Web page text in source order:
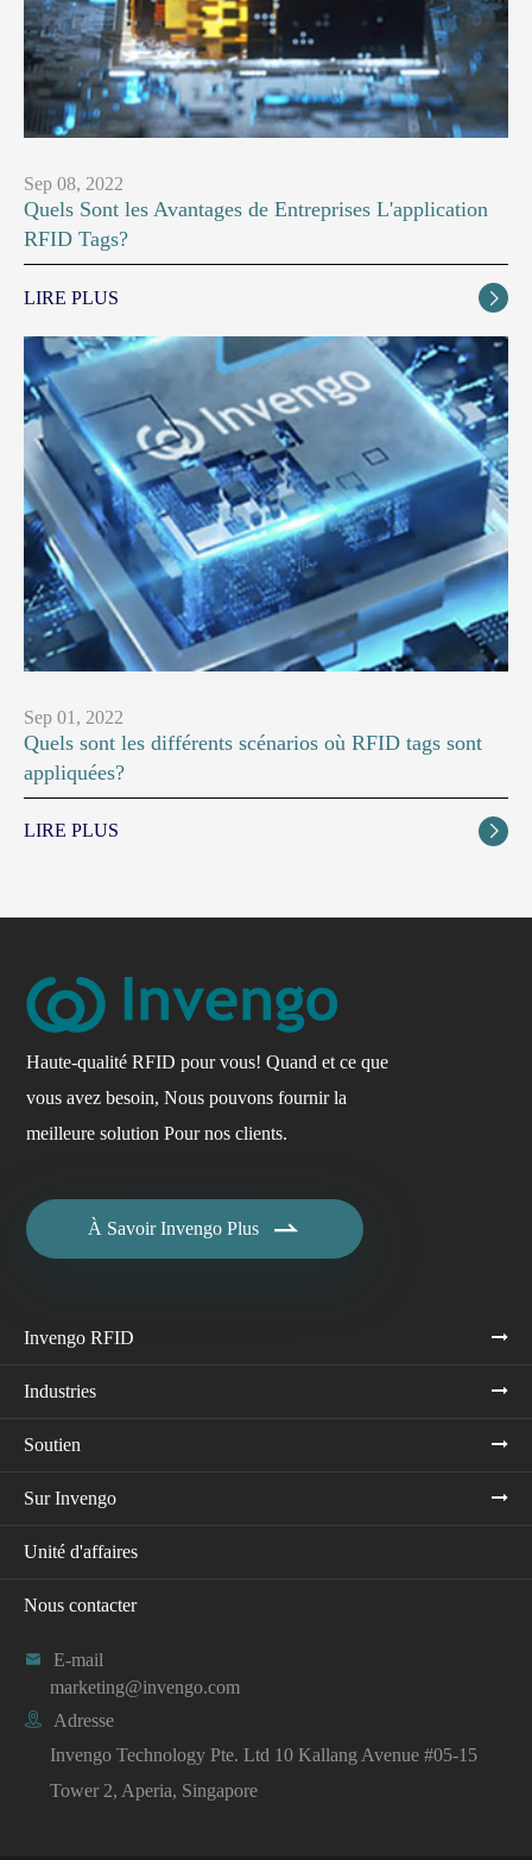
Sep 08, 2022
Quels Sont les Avantages de Entreprises L'application
RFID Tags?
LIRE PLUS 
Sep 01, 2022
Quels sont les différents scénarios où RFID tags sont
appliquées?
LIRE PLUS 
Haute-qualité RFID pour vous! Quand et ce que
vous avez besoin, Nous pouvons fournir la
meilleure solution Pour nos clients.
À Savoir Invengo Plus 
Invengo RFID
Industries
Soutien
Sur Invengo
Unité d'affaires
Nous contacter

E-mail
marketing@invengo.com

Adresse
Invengo Technology Pte. Ltd 10 Kallang Avenue #05-15
Tower 2, Aperia, Singapore